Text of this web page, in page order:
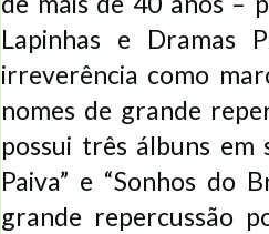
Lapinhas e Dramas
irreverência como
nomes de grande
possui três álbuns em
Paiva” e “Sonhos do
grande repercussão